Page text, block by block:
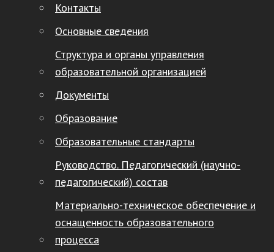
Контакты
Основные сведения
Структура и органы управления
образовательной организацией
Документы
Образование
Образовательные стандарты
Руководство. Педагогический (научно-
педагогический) состав
Материально-техническое обеспечение и
оснащенность образовательного
процесса